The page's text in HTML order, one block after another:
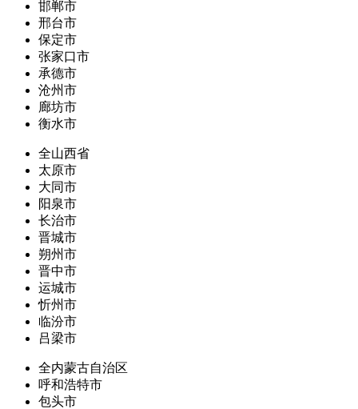
邯郸市
邢台市
保定市
张家口市
承德市
沧州市
廊坊市
衡水市
全山西省
太原市
大同市
阳泉市
长治市
晋城市
朔州市
晋中市
运城市
忻州市
临汾市
吕梁市
全内蒙古自治区
呼和浩特市
包头市